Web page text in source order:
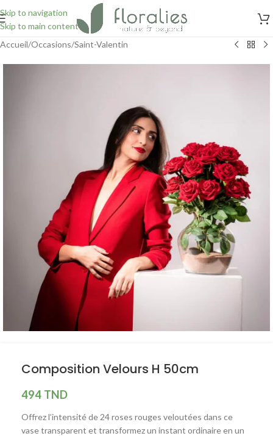
Skip to navigation
Skip to main content
Accueil/Occasions/Saint-Valentin
Composition Velours H 50cm
494 TND
Offrez l’intensité de 24 roses rouges veloutées dans ce
vase transparent et transformez un instant ordinaire en un